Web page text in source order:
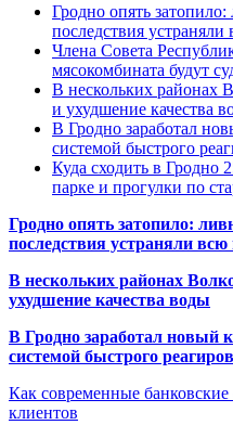
Гродно опять
последствия устраняли
Члена Совета
мясокомбината будут
В нескольких районах
и ухудшение качества
В Гродно заработал
системой быстрого
Куда сходить в Гродно
парке и прогулки по
Гродно опять затопило:
последствия устраняли всю
В нескольких районах
ухудшение качества воды
В Гродно заработал новый
системой быстрого
Как современные
клиентов